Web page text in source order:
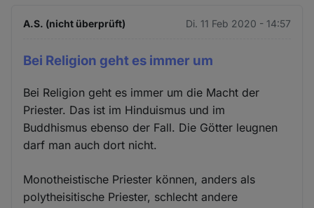
A.S. (nicht überprüft) Di. 11 Feb 2020 - 14:57
Bei Religion geht es immer um
Bei Religion geht es immer um die Macht der
Priester. Das ist im Hinduismus und im
Buddhismus ebenso der Fall. Die Götter leugnen
darf man auch dort nicht.
Monotheistische Priester können, anders als
polytheisitische Priester, schlecht andere